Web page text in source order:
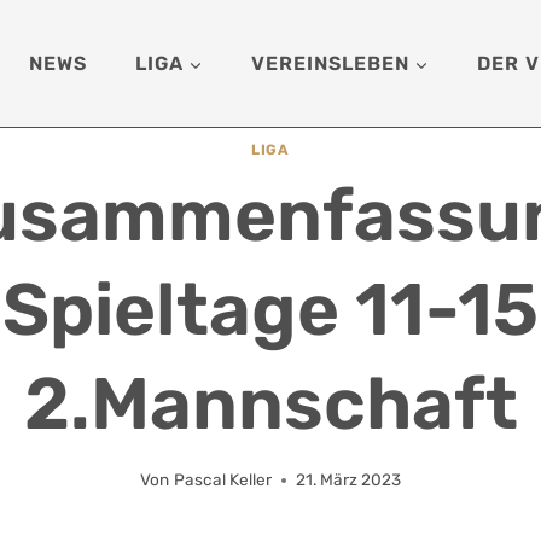
NEWS LIGA VEREINSLEBEN DER
LIGA
Spieltage 11-15
2.Mannschaft
Von Pascal Keller 21. März 2023